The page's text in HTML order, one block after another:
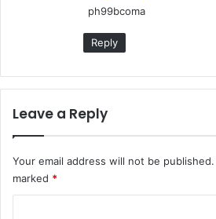
ph99bcoma
Reply
Leave a Reply
Your email address will not be published.
marked *